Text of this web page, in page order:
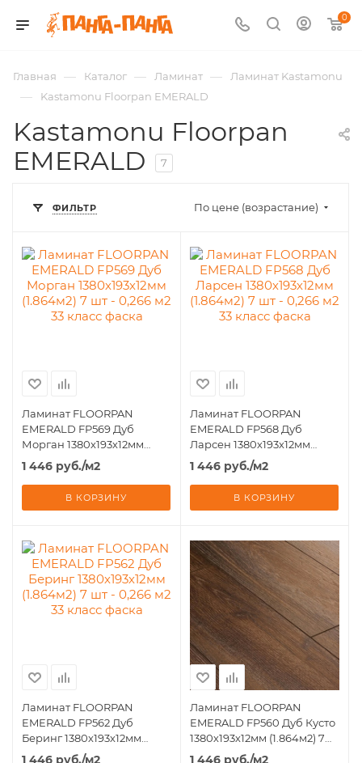
0
Главная — Каталог — Ламинат — Ламинат Kastamonu
— Kastamonu Floorpan EMERALD
Kastamonu Floorpan
EMERALD
7
ФИЛЬТР По цене (возрастание)
Ламинат FLOORPAN
EMERALD FP569 Дуб
Морган 1380х193х12мм
(1.864м2) 7 шт - 0,266 м2 33
класс фаска
1 446 руб./м2
В КОРЗИНУ
Ламинат FLOORPAN
EMERALD FP568 Дуб
Ларсен 1380х193х12мм
(1.864м2) 7 шт - 0,266 м2 33
класс фаска
1 446 руб./м2
В КОРЗИНУ
Ламинат FLOORPAN
EMERALD FP562 Дуб
Беринг 1380х193х12мм
(1.864м2) 7 шт - 0,266 м2 33
1 446 руб./м2
Ламинат FLOORPAN
EMERALD FP560 Дуб Кусто
1380х193х12мм (1.864м2) 7
шт - 0,266 м2 33 класс
1 446 руб./м2